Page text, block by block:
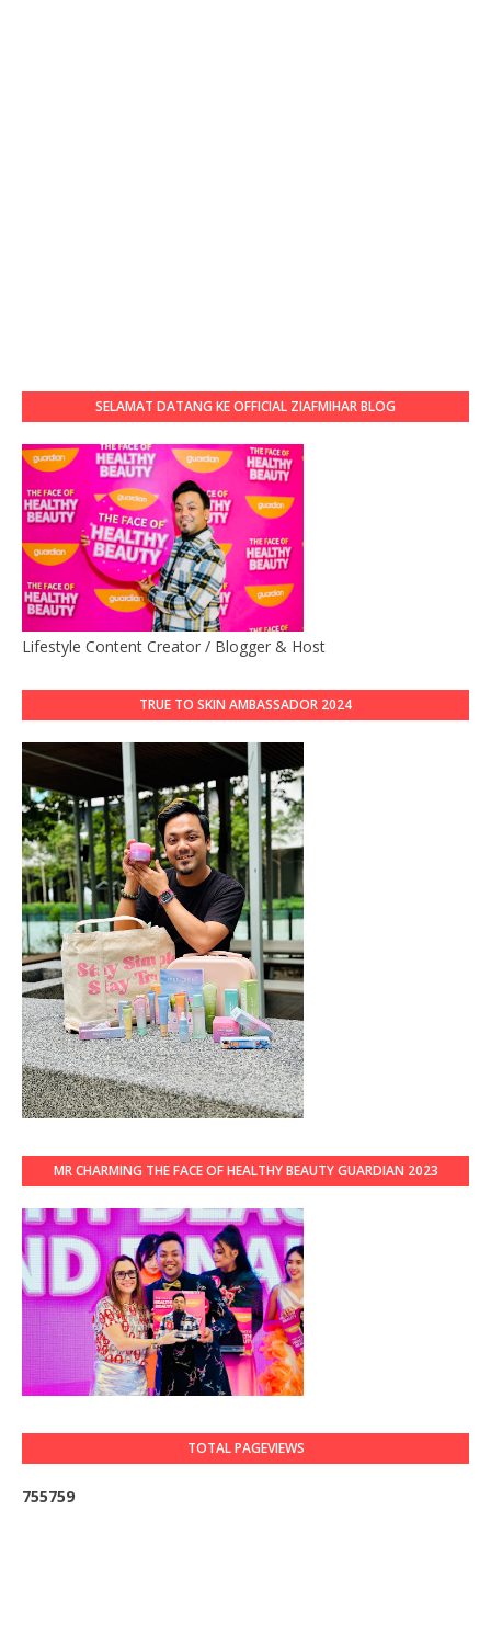
SELAMAT DATANG KE OFFICIAL ZIAFMIHAR BLOG
Lifestyle Content Creator / Blogger & Host
TRUE TO SKIN AMBASSADOR 2024
MR CHARMING THE FACE OF HEALTHY BEAUTY GUARDIAN 2023
TOTAL PAGEVIEWS
755759